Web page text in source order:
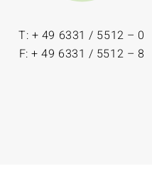
T: + 49 6331 / 5512 – 0
F: + 49 6331 / 5512 – 8